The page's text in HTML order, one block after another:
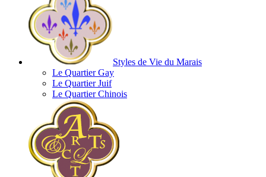
Styles de Vie du Marais
Le Quartier Gay
Le Quartier Juif
Le Quartier Chinois